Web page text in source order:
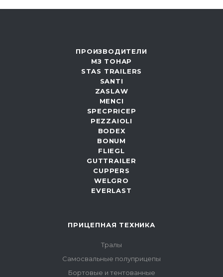
ПРОИЗВОДИТЕЛИ
МЗ ТОНАР
STAS TRAILERS
SANTI
ZASLAW
MENCI
SPECPRICEP
PEZZAIOLI
BODEX
BONUM
FLIEGL
GUTTRAILER
CUPPERS
WELGRO
EVERLAST
ПРИЦЕПНАЯ ТЕХНИКА
Тралы
Самосвальные полуприцепы
Бортовые и тентованные